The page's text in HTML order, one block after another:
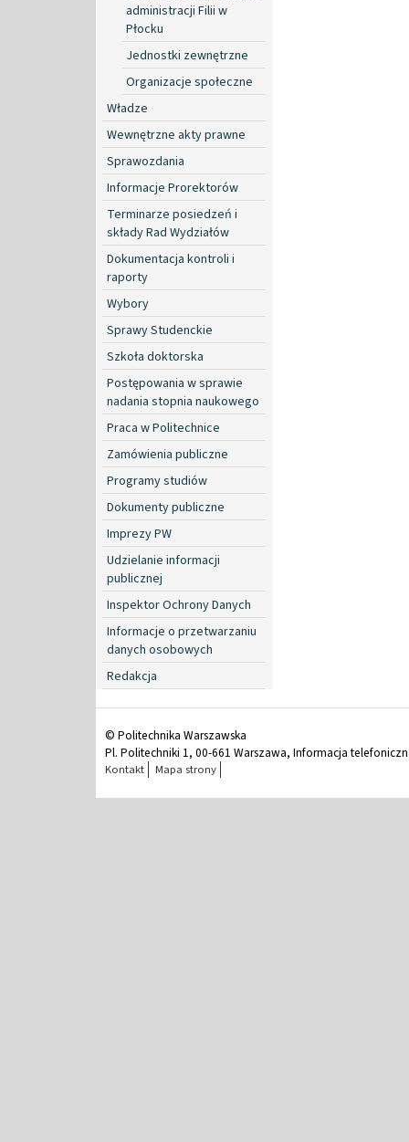
administracji Filii w
Płocku
Jednostki zewnętrzne
Organizacje społeczne
Władze
Wewnętrzne akty prawne
Sprawozdania
Informacje Prorektorów
Terminarze posiedzeń i
składy Rad Wydziałów
Dokumentacja kontroli i
raporty
Wybory
Sprawy Studenckie
Szkoła doktorska
Postępowania w sprawie
nadania stopnia naukowego
Praca w Politechnice
Zamówienia publiczne
Programy studiów
Dokumenty publiczne
Imprezy PW
Udzielanie informacji
publicznej
Inspektor Ochrony Danych
Informacje o przetwarzaniu
danych osobowych
Redakcja
© Politechnika Warszawska
Pl. Politechniki 1, 00-661 Warszawa, Informacja
Kontakt Mapa strony